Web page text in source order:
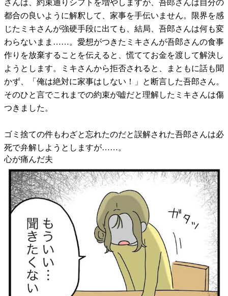
さんは、約束通りシフトを増やしますが、吾郎さんは自分の
都合の良いように解釈して、家事を手伝いません。限界を感
じたミキさんが強硬手段に出ても、結局、吾郎さんは何も変
わらないまま……。愛想がつきたミキさんが吾郎さんの食事
作りを放棄することを伝えると、慌ててお金を渡して解決し
ようとします。ミキさんから拒否されると、まともに話も聞
かず、「俺は絶対に家事はしない！」と断言した吾郎さん。
そのひと言でこれまでの約束が嘘だと理解したミキさんは傷
つきました。
ゴミ捨ての件もわざと忘れたのだと誤解された吾郎さんは必
死で弁解しようとしますが……。
心が痛んだ夫